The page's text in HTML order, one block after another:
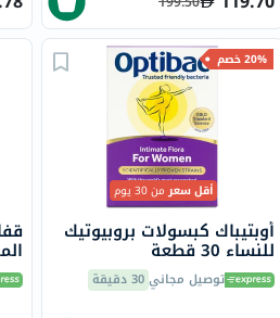
20% خصم
أقل سعرمن 30 يوم
أوبتيباك كبسولات بروبيوتيك
للنساء 30 قطعة
توصيل مجاني30 دقيقة